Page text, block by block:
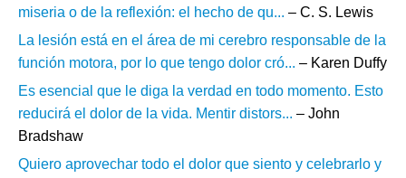
miseria o de la reflexión: el hecho de qu... – C. S. Lewis
La lesión está en el área de mi cerebro responsable de la
función motora, por lo que tengo dolor cró... – Karen Duffy
Es esencial que le diga la verdad en todo momento. Esto
reducirá el dolor de la vida. Mentir distors... – John
Bradshaw
Quiero aprovechar todo el dolor que siento y celebrarlo y